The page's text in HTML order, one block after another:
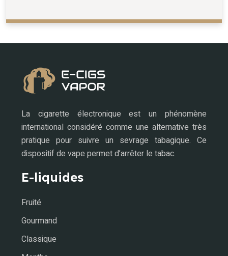
La cigarette électronique est un phénomène
international considéré comme une alternative très
pratique pour suivre un sevrage tabagique. Ce
dispositif de vape permet d’arrêter le tabac.
E-liquides
Fruité
Gourmand
Classique